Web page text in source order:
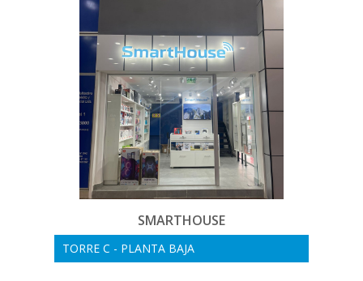
SMARTHOUSE
TORRE C - PLANTA BAJA